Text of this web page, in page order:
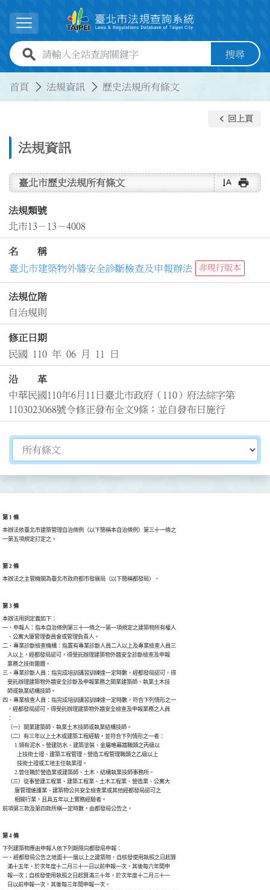
展開選單
全站查詢關鍵字欄位 搜尋
首頁 法規資訊 歷史法規所有條文
法規資訊
keyboard_arrow_left 回上頁
臺北市歷史法規所有條文 text_rotate_vertical print
法規類號
北市13－13－4008
名 稱
臺北市建築物外牆安全診斷檢查及申報辦法
非現行版本
法規位階
自治規則
修正日期
民國 110 年 06 月 11 日
沿 革
中華民國110年6月11日臺北市政府（110）府法綜字第
1103023068號令修正發布全文9條；並自發布日施行
切換選擇法規資訊內容
第 1 條
本辦法依臺北市建築管理自治條例（以下簡稱本自治條例）第三十一條之
一第五項規定訂定之。
第 2 條
本辦法之主管機關為臺北市政府都市發展局（以下簡稱都發局）。
第 3 條
本辦法用詞定義如下：
一、申報人：指本自治條例第三十一條之一第一項規定之建築物所有權人
    、公寓大廈管理委員會或管理負責人。
二、專業診斷檢查機構：指置有專業診斷人員二人以上及專業檢查人員三
    人以上，經都發局認可，得受託辦理建築物外牆安全診斷檢查及申報
    業務之技術團體。
三、專業診斷人員：指完成培訓講習訓練達一定時數，經都發局認可，得
    受託辦理建築物外牆安全診斷及申報業務之開業建築師、執業土木技
    師或執業結構技師。
四、專業檢查人員：指完成培訓講習訓練達一定時數，符合下列情形之一
    ，經都發局認可，得受託辦理建築物外牆安全檢查及申報業務之人員
    ：
    （一）開業建築師、執業土木技師或執業結構技師。
    （二）有三年以上土木或建築工程經驗，並符合下列情形之一者：
          1.領有泥水、營建防水、建築塗裝、金屬帷幕牆職類之丙級以
            上技術士證、建築工程管理、營造工程管理職類之乙級以上
            技術士證或工地主任執業證。
          2.曾任職於營造業或建築師、土木、結構執業技師事務所。
    （三）從事營建工程業、建築工程業、土木工程業、營造業、公寓大
          廈管理維護業、建築物公共安全檢查業或其他經都發局認可之
          相關行業，且具五年以上實務經驗者。
前項第三款及第四款所稱一定時數，由都發局公告之。
第 4 條
下列建築物應由申報人依下列期限向都發局申報：
一、經都發局公告之地面十一層以上之建築物，自核發使用執照之日起算
    滿十五年，於次年度十二月三十一日以前申報一次，其後每六年間申
    報一次；自核發使用執照之日起算滿三十年，於次年度十二月三十一
    日以前申報一次，其後每三年間申報一次。